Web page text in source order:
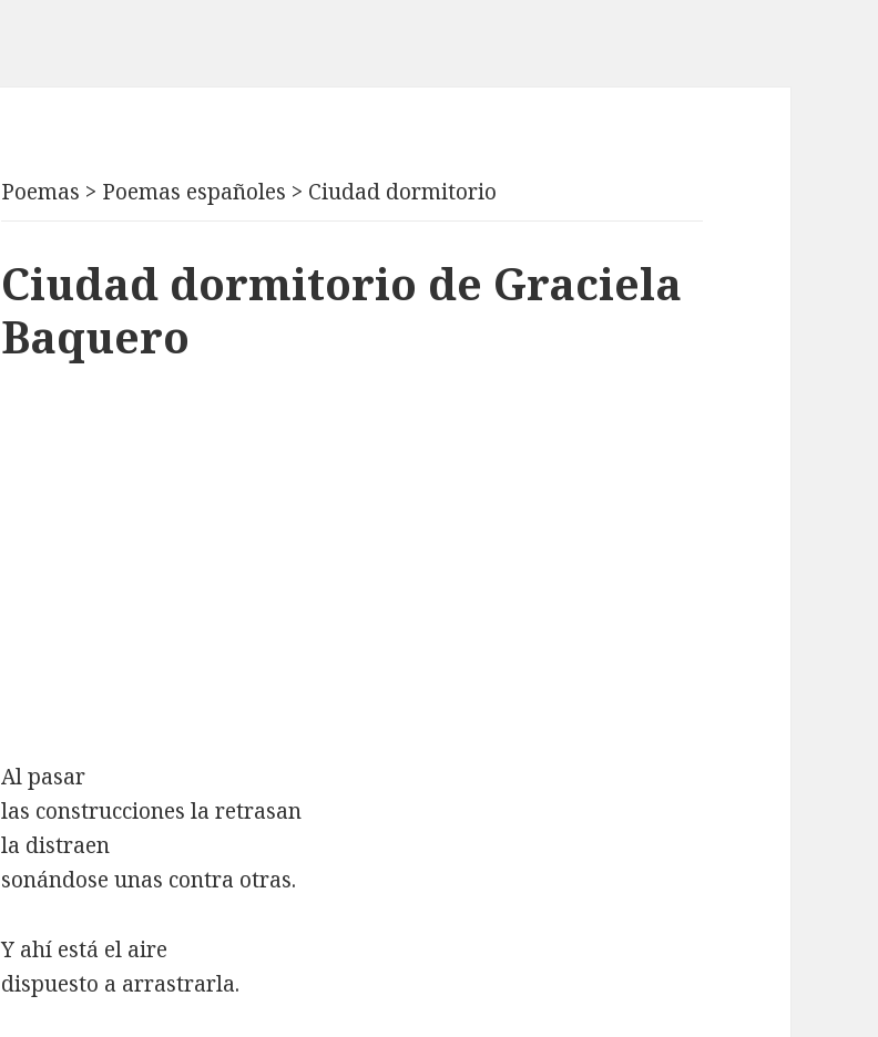
Poemas > Poemas españoles > Ciudad dormitorio
Ciudad dormitorio de Graciela
Baquero
Al pasar
las construcciones la retrasan
la distraen
sonándose unas contra otras.
Y ahí está el aire
dispuesto a arrastrarla.